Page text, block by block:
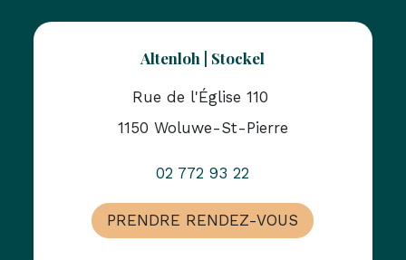
Altenloh | Stockel
Rue de l'Église 110
1150 Woluwe-St-Pierre
02 772 93 22
PRENDRE RENDEZ-VOUS